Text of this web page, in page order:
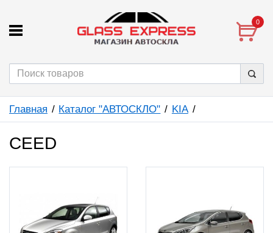
0
Главная Каталог "АВТОСКЛО" KIA
CEED